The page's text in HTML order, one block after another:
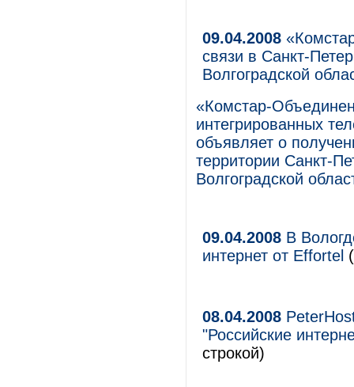
09.04.2008
связи в Санкт-
Волгоградской
«Комстар-
интегрированных
объявляет о
территории Санкт-
Волгоградской
09.04.2008 В
интернет от Effortel
08.04.2008
"Российские
строкой)